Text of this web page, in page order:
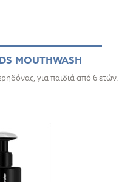
MOUTHWASH
για παιδιά από 6 ετών.